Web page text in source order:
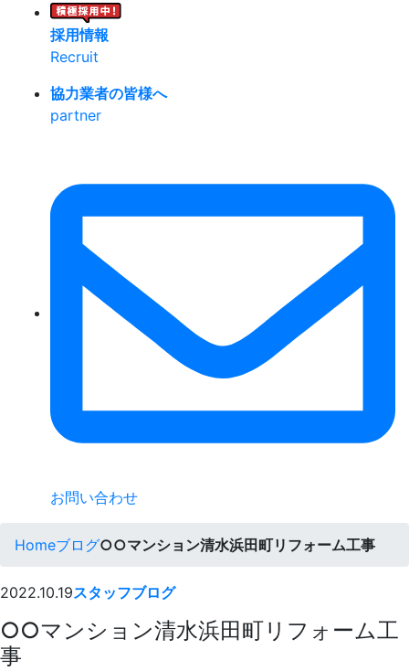
採用情報
Recruit
協力業者の皆様へ
partner
お問い合わせ
Homeブログ○○マンション清水浜田町リフォーム工事
2022.10.19スタッフブログ
○○マンション清水浜田町リフォーム工
事